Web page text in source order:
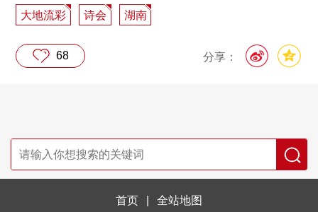
大地流彩 诗会 湖南
分享：
68
首页 全站地图